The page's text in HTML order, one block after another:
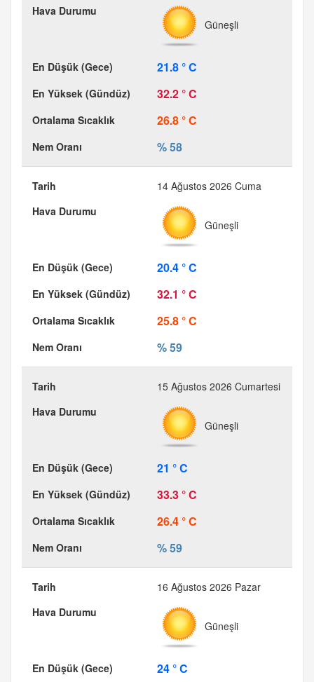
Güneşli
21.8 ° C
32.2 ° C
26.8 ° C
% 58
14 Ağustos 2026 Cuma
Güneşli
20.4 ° C
32.1 ° C
25.8 ° C
% 59
15 Ağustos 2026 Cumartesi
Güneşli
21 ° C
33.3 ° C
26.4 ° C
% 59
16 Ağustos 2026 Pazar
Güneşli
24 ° C